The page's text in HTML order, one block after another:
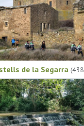
de la Segarra (438